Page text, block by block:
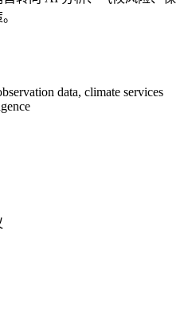
data, climate services